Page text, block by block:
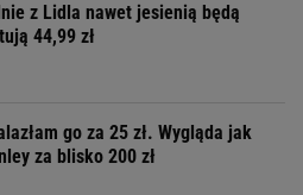
z Lidla nawet jesienią będą
44,99 zł
go za 25 zł. Wygląda jak
za blisko 200 zł